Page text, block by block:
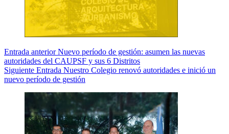
Entrada anteriorNuevo período de gestión: asumen las nuevas
autoridades del CAUPSF y sus 6 Distritos
Siguiente Entrada Nuestro Colegio renovó autoridades e inició un
nuevo período de gestión